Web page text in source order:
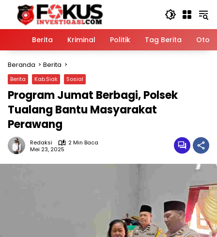
Langsung
konten
HomeBerita Kriminal Politik Tag Berita
Beranda Berita
Berita Kab.Siak Sosial
Program Jumat Berbagi, Polsek
Tualang Bantu Masyarakat
Perawang
Redaksi
2 Min Baca
Mei 23, 2025